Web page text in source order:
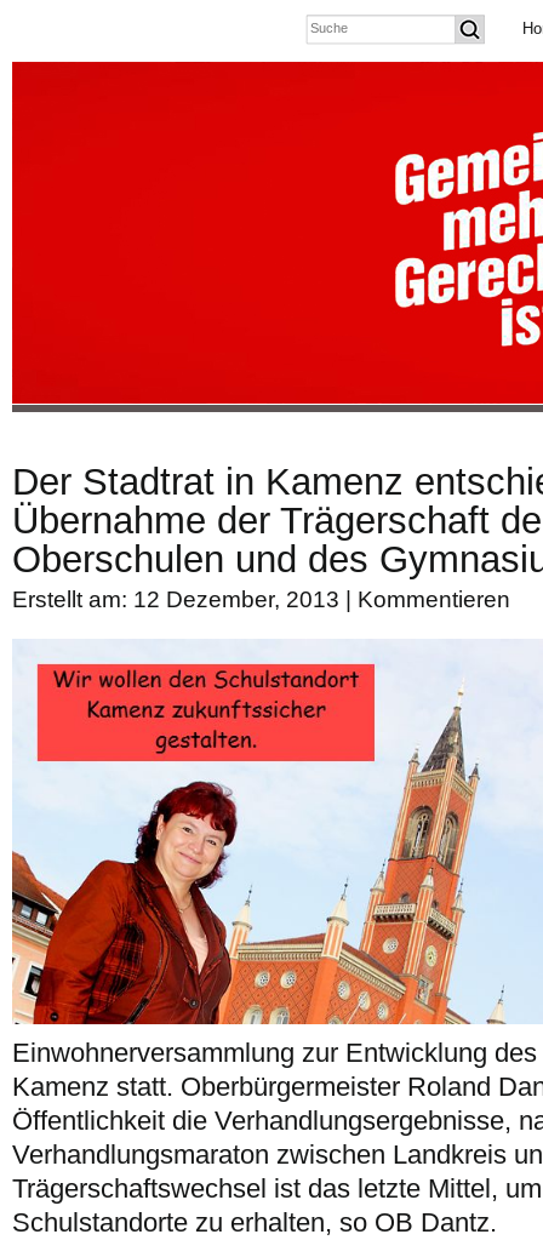
Der Stadtrat in Kamenz
Übernahme der Trägerschaft
Oberschulen und des
Erstellt am: 12 Dezember, 2013 | Kommentieren
Einwohnerversammlung zur Entwicklung
Kamenz statt. Oberbürgermeister Roland
Öffentlichkeit die Verhandlungsergebnisse,
Verhandlungsmaraton zwischen Landkreis
Trägerschaftswechsel ist das letzte Mittel,
Schulstandorte zu erhalten, so OB Dantz.